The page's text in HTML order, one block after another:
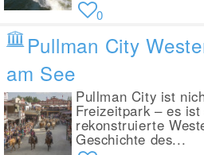
0
Pullman City
am See
Pullman City ist
Freizeitpark – es
rekonstruierte
Geschichte des...